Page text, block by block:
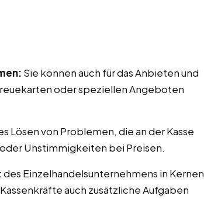
Sie können auch für das Anbieten und
oder speziellen Angeboten
Lösen von Problemen, die an der Kasse
Unstimmigkeiten bei Preisen.
Einzelhandelsunternehmens in Kernen
auch zusätzliche Aufgaben